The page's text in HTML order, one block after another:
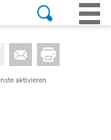
aktivieren